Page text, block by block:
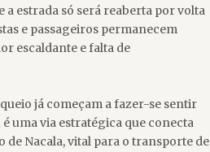
a estrada só será reaberta por volta
e passageiros permanecem
escaldante e falta de
já começam a fazer-se sentir
uma via estratégica que conecta
de Nacala, vital para o transporte de